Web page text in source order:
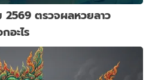
ตรวจผลหวยลาว
อะไร